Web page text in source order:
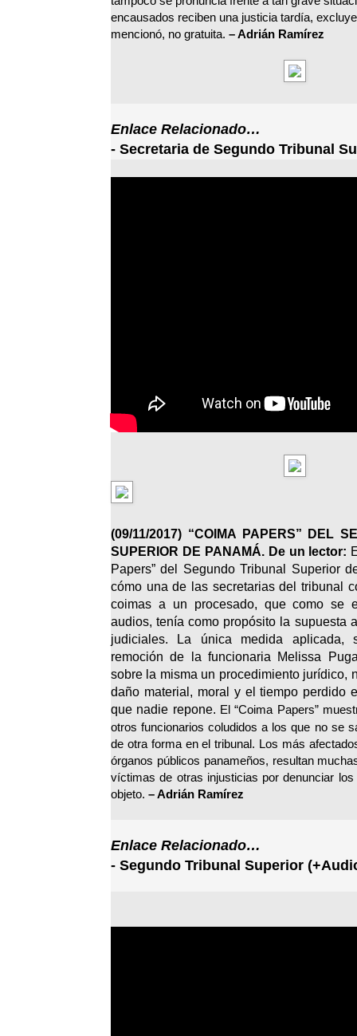
encausados reciben una justicia tardía,
mencionó, no gratuita. – Adrián Ramírez
Enlace Relacionado…
- Secretaria de Segundo Tribunal
(09/11/2017) “COIMA PAPERS” DEL
SUPERIOR DE PANAMÁ. De un lector:
Papers” del Segundo Tribunal Superior
cómo una de las secretarias del tribunal
coimas a un procesado, que como se
audios, tenía como propósito la supuesta
judiciales. La única medida aplicada,
remoción de la funcionaria Melissa
sobre la misma un procedimiento jurídico,
daño material, moral y el tiempo perdido
que nadie repone. El “Coima Papers”
otros funcionarios coludidos a los que no se
de otra forma en el tribunal. Los más
órganos públicos panameños, resultan
víctimas de otras injusticias por denunciar
objeto. – Adrián Ramírez
Enlace Relacionado…
- Segundo Tribunal Superior